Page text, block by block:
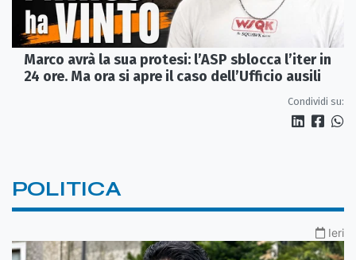
Marco avrà la sua protesi: l’ASP sblocca l’iter in
24 ore. Ma ora si apre il caso dell’Ufficio ausili
Condividi su:
POLITICA
Ieri